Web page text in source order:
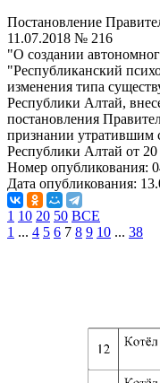
Постановление
11.07.2018 № 216
"О создании
"Республиканский
изменения типа
Республики Алтай,
постановления
признании утратившим
Республики Алтай от
Номер опубликования:
Дата опубликования:
1 10 20 50 ВСЕ
1 ... 4 5 6 7 8 9 10 ... 38